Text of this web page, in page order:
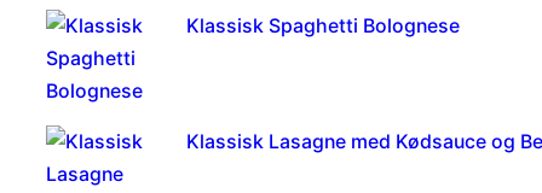
Klassisk Spaghetti Bolognese
Klassisk Lasagne med Kødsauce og